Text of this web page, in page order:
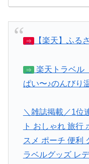
⇒ 【楽天】ふる
⇒ 楽天トラベル
ぱい〜♪のんびり
＼雑誌掲載／1位
ト おしゃれ 旅行
スメ ポーチ 便利
ラベルグッズ レ